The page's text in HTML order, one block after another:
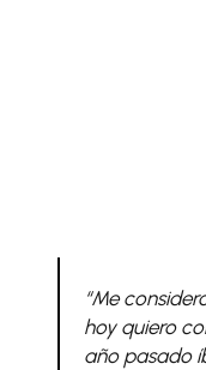
“Me
hoy quiero
año pasado